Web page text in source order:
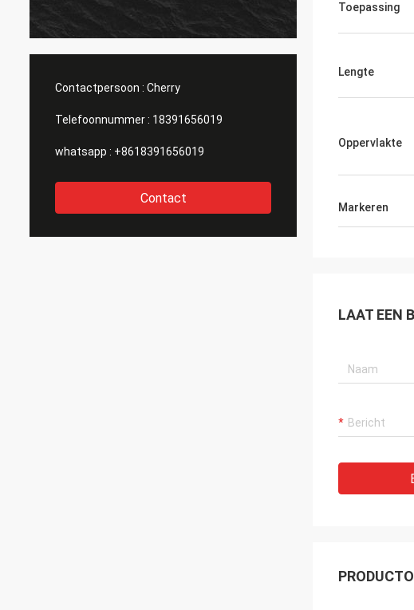
Contactpersoon : Cherry
Telefoonnummer : 18391656019
whatsapp : +8618391656019
Contact
Toepassing
Lengte
Oppervlakte
Markeren
LAAT EEN